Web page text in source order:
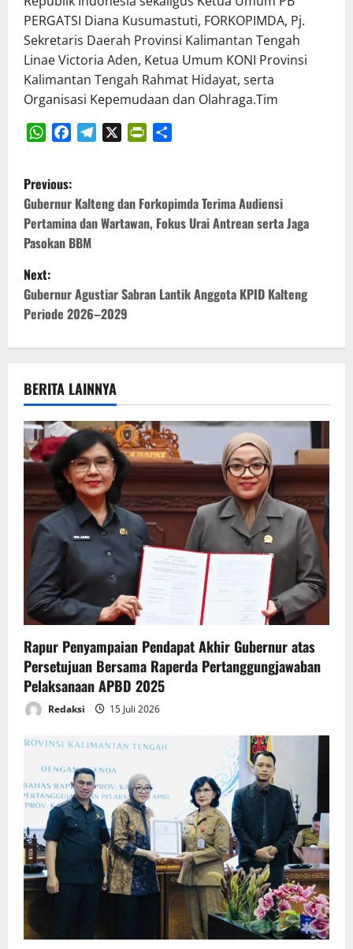
PERGATSI Diana Kusumastuti, FORKOPIMDA, Pj.
Sekretaris Daerah Provinsi Kalimantan Tengah
Linae Victoria Aden, Ketua Umum KONI Provinsi
Kalimantan Tengah Rahmat Hidayat, serta
Organisasi Kepemudaan dan Olahraga.Tim
P
o
s
t
n
a
v
i
g
a
t
o
n
Previous:
Gubernur Kalteng dan Forkopimda Terima Audiensi
Pertamina dan Wartawan, Fokus Urai Antrean serta Jaga
Pasokan BBM
Next:
Gubernur Agustiar Sabran Lantik Anggota KPID Kalteng
Periode 2026–2029
BERITA LAINNYA
Rapur Penyampaian Pendapat Akhir Gubernur atas
Persetujuan Bersama Raperda Pertanggungjawaban
Pelaksanaan APBD 2025
Redaksi 15 Juli 2026